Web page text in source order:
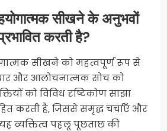
सीखने के अनुभवों
करती है?
सीखने को महत्वपूर्ण रूप से
और आलोचनात्मक सोच को
को विविध दृष्टिकोण साझा
करती है, जिससे समृद्ध चर्चाएँ और
व्यक्तित्व पहलू पूछताछ की